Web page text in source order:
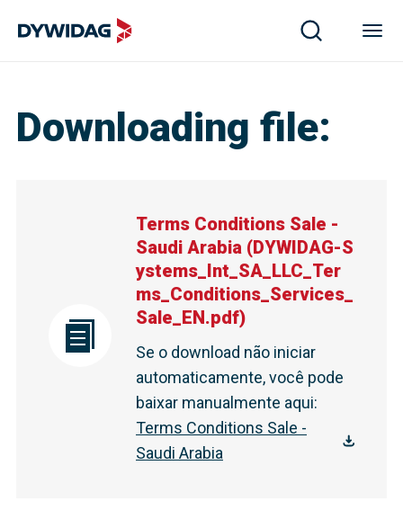
Downloading file:
Terms Conditions Sale -
Saudi Arabia (DYWIDAG-S
ystems_Int_SA_LLC_Ter
ms_Conditions_Services_
Sale_EN.pdf)
Se o download não iniciar
automaticamente, você pode
baixar manualmente aqui:
Terms Conditions Sale -
Saudi Arabia